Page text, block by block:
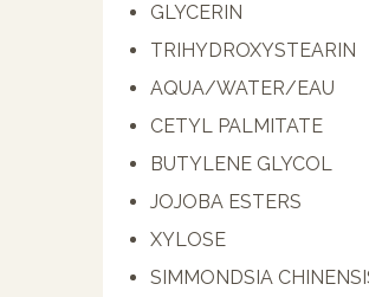
GLYCERIN
TRIHYDROXYSTEARIN
AQUA/WATER/EAU
CETYL PALMITATE
BUTYLENE GLYCOL
JOJOBA ESTERS
XYLOSE
SIMMONDSIA